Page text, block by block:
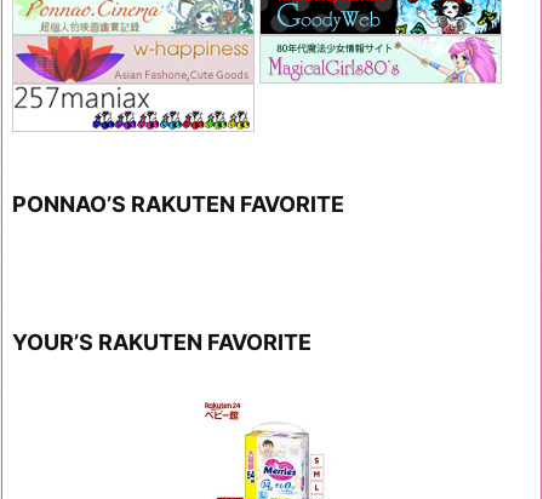
PONNAO’S RAKUTEN FAVORITE
YOUR’S RAKUTEN FAVORITE